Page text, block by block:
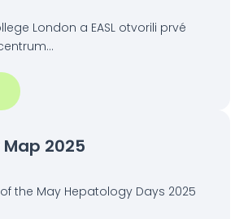
London a EASL otvorili prvé
2025
the May Hepatology Days 2025